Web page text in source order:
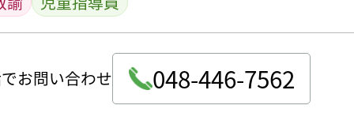
お問い合わせ 048-446-7562